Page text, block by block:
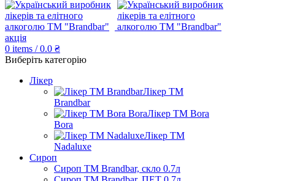
акція
0 items / 0.0 ₴
Виберіть категорію
Лікер
Лікер ТМ
Brandbar
Лікер ТМ Bora
Bora
Лікер ТМ
Nadaluxe
Сироп
Сироп TM Brandbar, скло 0.7л